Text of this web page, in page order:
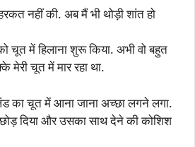
नहीं की. अब मैं भी थोड़ी शांत हो
चूत में हिलाना शुरू किया. अभी वो बहुत
चूत में मार रहा था.
का चूत में आना जाना अच्छा लगने लगा.
दिया और उसका साथ देने की कोशिश